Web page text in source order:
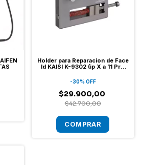
Holder para Reparacion de Face
Id KAISI K-9302 (ip X a 11 Pro
-30% OFF
$29.900,00
$42.700,00